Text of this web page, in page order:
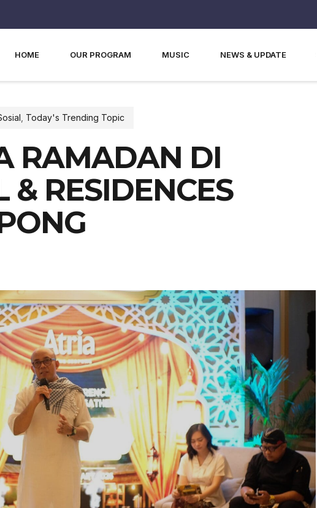
HOME OUR PROGRAM MUSIC NEWS & UPDATE
Today's Trending Topic
RAMADAN DI
& RESIDENCES